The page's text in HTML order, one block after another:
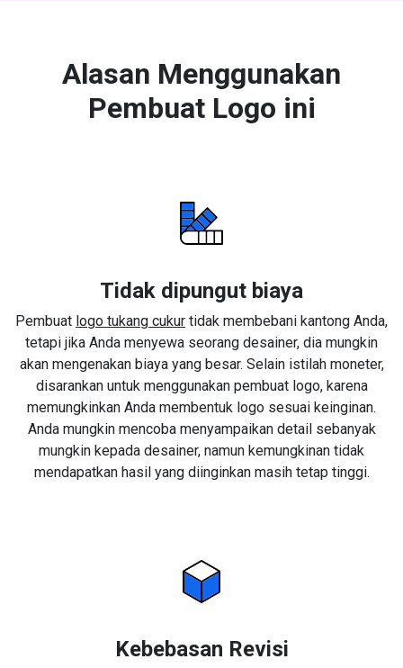
Alasan Menggunakan
Pembuat Logo ini
Tidak dipungut biaya
Pembuat logo tukang cukur tidak membebani kantong Anda,
tetapi jika Anda menyewa seorang desainer, dia mungkin
akan mengenakan biaya yang besar. Selain istilah moneter,
disarankan untuk menggunakan pembuat logo, karena
memungkinkan Anda membentuk logo sesuai keinginan.
Anda mungkin mencoba menyampaikan detail sebanyak
mungkin kepada desainer, namun kemungkinan tidak
mendapatkan hasil yang diinginkan masih tetap tinggi.
Kebebasan Revisi